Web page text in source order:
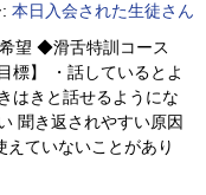
本日入会された生徒さん
望 ◆滑舌特訓コース
標】 ・話しているとよ
はきと話せるようにな
聞き返されやすい原因
ていないことがあり